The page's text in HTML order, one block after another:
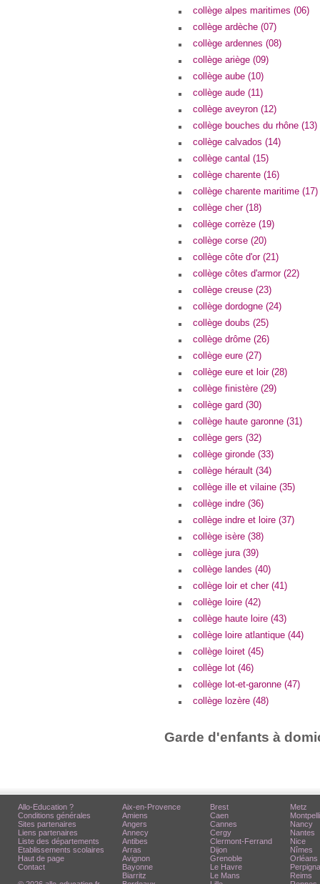
collège alpes maritimes (06)
collège ardèche (07)
collège ardennes (08)
collège ariège (09)
collège aube (10)
collège aude (11)
collège aveyron (12)
collège bouches du rhône (13)
collège calvados (14)
collège cantal (15)
collège charente (16)
collège charente maritime (17)
collège cher (18)
collège corrèze (19)
collège corse (20)
collège côte d'or (21)
collège côtes d'armor (22)
collège creuse (23)
collège dordogne (24)
collège doubs (25)
collège drôme (26)
collège eure (27)
collège eure et loir (28)
collège finistère (29)
collège gard (30)
collège haute garonne (31)
collège gers (32)
collège gironde (33)
collège hérault (34)
collège ille et vilaine (35)
collège indre (36)
collège indre et loire (37)
collège isère (38)
collège jura (39)
collège landes (40)
collège loir et cher (41)
collège loire (42)
collège haute loire (43)
collège loire atlantique (44)
collège loiret (45)
collège lot (46)
collège lot-et-garonne (47)
collège lozère (48)
Garde d'enfants à
Allo-Education ?
Conditions générales
Sites partenaires
Liens partenaires
Liste des départements
Etablissements scolaires
Haut de page
Contact
Aix-en-Provence
Amiens
Angers
Annecy
Antibes
Arras
Avignon
Bayonne
Biarritz
Brest
Caen
Cannes
Cergy
Clermont-Ferrand
Dijon
Grenoble
Le Havre
Le Mans
Metz
Nancy
Nantes
Nice
Nîmes
Orléans
Reims